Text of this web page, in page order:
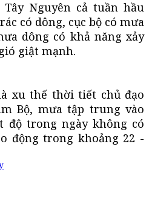
Nguyên cả tuần hầu
có dông, cục bộ có mưa
dông có khả năng xảy
giật mạnh.
xu thế thời tiết chủ đạo
Bộ, mưa tập trung vào
độ trong ngày không có
động trong khoảng 22 -